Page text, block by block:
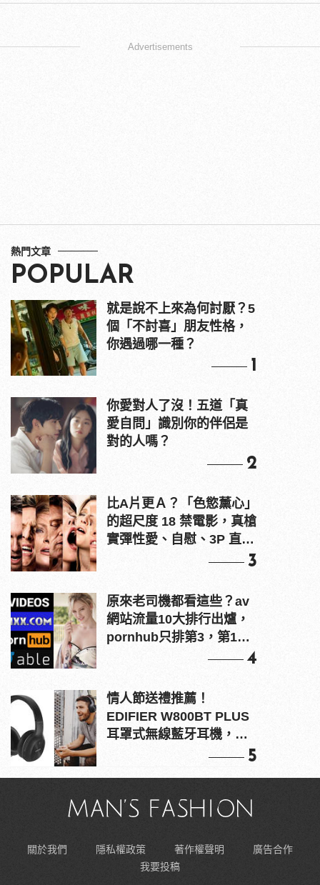
Advertisements
熱門文章
POPULAR
就是說不上來為何討厭？5
個「不討喜」朋友性格，
你遇過哪一種？
1
你愛對人了沒！五道「真
愛自問」識別你的伴侶是
對的人嗎？
2
比A片更Ａ？「色慾薰心」
的超尺度 18 禁電影，真槍
實彈性愛、自慰、3P 直接
3
原來老司機都看這些？av
網站流量10大排行出爐，
pornhub只排第3，第1名
4
情人節送禮推薦！
EDIFIER W800BT PLUS
耳罩式無線藍牙耳機，在
5
關於我們 隱私權政策 著作權聲明
廣告合作
我要投稿